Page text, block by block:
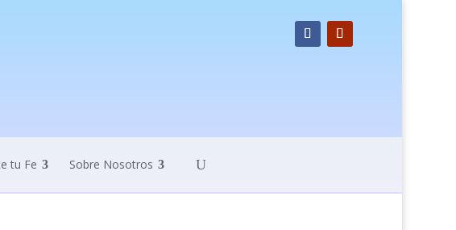
tu Fe Sobre Nosotros